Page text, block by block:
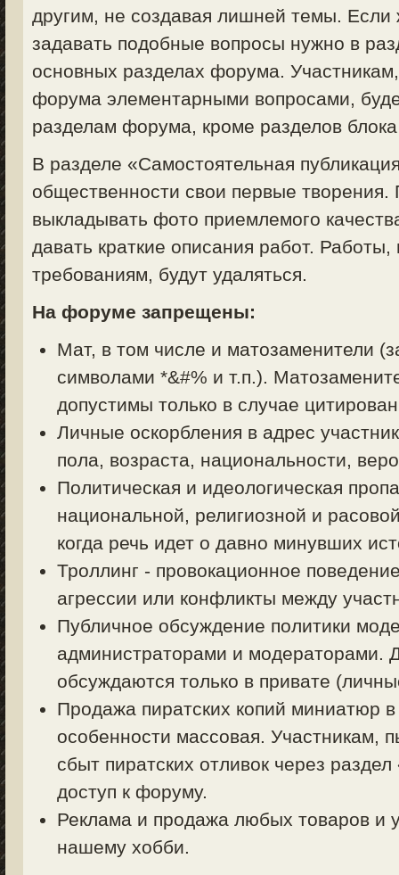
другим, не создавая лишней темы. Если
задавать подобные вопросы нужно в
основных разделах форума.
форума элементарными вопросами,
разделам форума, кроме разделов
В разделе «Самостоятельная
общественности свои первые
выкладывать фото приемлемого
давать краткие описания работ.
требованиям, будут удаляться.
На форуме запрещены:
Мат, в том числе и матозаменители
символами *&#% и т.п.).
допустимы только в случае
Личные оскорбления в адрес
пола, возраста, национальности,
Политическая и идеологическая
национальной, религиозной и
когда речь идет о давно минувших
Троллинг - провокационное
агрессии или конфликты между
Публичное обсуждение политики
администраторами и модераторами.
обсуждаются только в привате
Продажа пиратских копий миниатюр
особенности массовая. Участникам,
сбыт пиратских отливок через
доступ к форуму.
Реклама и продажа любых товаров и
нашему хобби.